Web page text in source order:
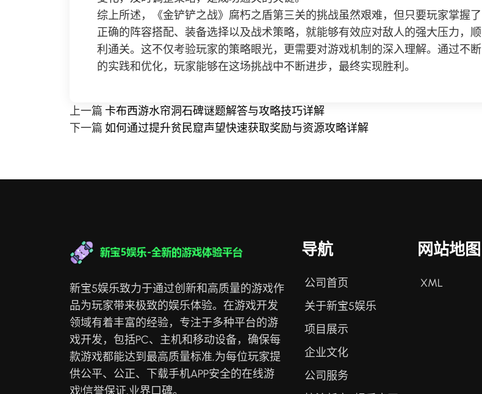
综上所述，《金铲铲之战》腐朽之盾第三关的挑战虽然艰难，但只要玩家掌握了
正确的阵容搭配、装备选择以及战术策略，就能够有效应对敌人的强大压力，顺
利通关。这不仅考验玩家的策略眼光，更需要对游戏机制的深入理解。通过不断
的实践和优化，玩家能够在这场挑战中不断进步，最终实现胜利。
上一篇 卡布西游水帘洞石碑谜题解答与攻略技巧详解
下一篇 如何通过提升贫民窟声望快速获取奖励与资源攻略详解
新宝5娱乐致力于通过创新和高质量的游戏作
品为玩家带来极致的娱乐体验。在游戏开发
领域有着丰富的经验，专注于多种平台的游
戏开发，包括PC、主机和移动设备，确保每
款游戏都能达到最高质量标准,为每位玩家提
供公平、公正、下载手机APP安全的在线游
戏!信誉保证,业界口碑。
导航
公司首页
关于新宝5娱乐
项目展示
企业文化
公司服务
网站地图
XML